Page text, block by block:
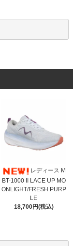
レディース M
BT-1000 II LACE UP MO
ONLIGHT/FRESH PURP
LE
18,700円(税込)